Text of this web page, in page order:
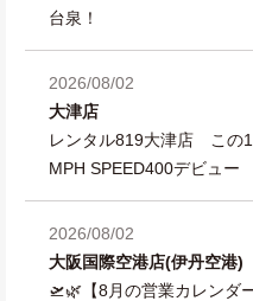
台泉！
2026/08/02
大津店
レンタル819大津店 この
MPH SPEED400デビュー
2026/08/02
大阪国際空港店(伊丹空港)
🛫🌿【8月の営業カレンダ